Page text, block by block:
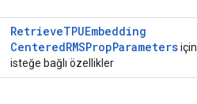
RetrieveTPUEmbedding
CenteredRMSPropParametersiçin
isteğe bağlı özellikler